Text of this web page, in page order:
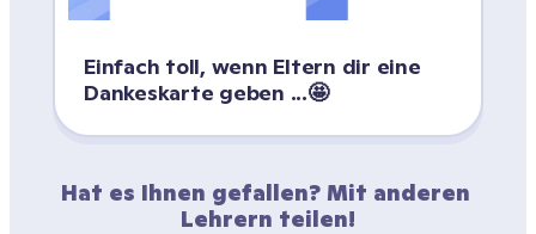
Einfach toll, wenn Eltern dir eine
Dankeskarte geben ...🤩
Hat es Ihnen gefallen? Mit anderen
Lehrern teilen!